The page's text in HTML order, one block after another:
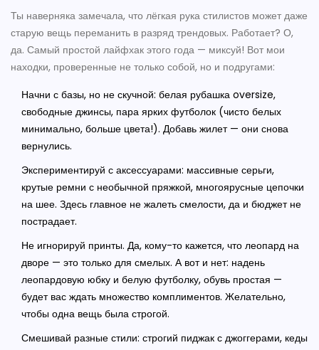
Ты наверняка замечала, что лёгкая рука стилистов может даже
старую вещь переманить в разряд трендовых. Работает? О,
да. Самый простой лайфхак этого года — миксуй! Вот мои
находки, проверенные не только собой, но и подругами:
Начни с базы, но не скучной: белая рубашка oversize,
свободные джинсы, пара ярких футболок (чисто белых
минимально, больше цвета!). Добавь жилет — они снова
вернулись.
Экспериментируй с аксессуарами: массивные серьги,
крутые ремни с необычной пряжкой, многоярусные цепочки
на шее. Здесь главное не жалеть смелости, да и бюджет не
пострадает.
Не игнорируй принты. Да, кому-то кажется, что леопард на
дворе — это только для смелых. А вот и нет: надень
леопардовую юбку и белую футболку, обувь простая —
будет вас ждать множество комплиментов. Желательно,
чтобы одна вещь была строгой.
Смешивай разные стили: строгий пиджак с джоггерами, кеды